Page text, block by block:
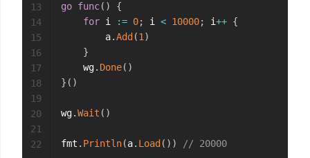
go func( )
{
for i := 0; i < 10000; i++ {
        a
.Add (1 )
}
    wg
. Done( )
} ( )
wg.Wait ( )
fmt . Println(a. Load ( ) ) // 20000
13
14
15
16
17
18
19
20
21
22